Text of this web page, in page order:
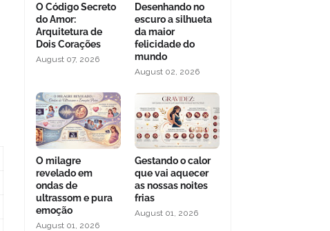
O Código Secreto
do Amor:
Arquitetura de
Dois Corações
August 07, 2026
Desenhando no
escuro a silhueta
da maior
felicidade do
mundo
August 02, 2026
O milagre
revelado em
ondas de
ultrassom e pura
emoção
August 01, 2026
Gestando o calor
que vai aquecer
as nossas noites
frias
August 01, 2026